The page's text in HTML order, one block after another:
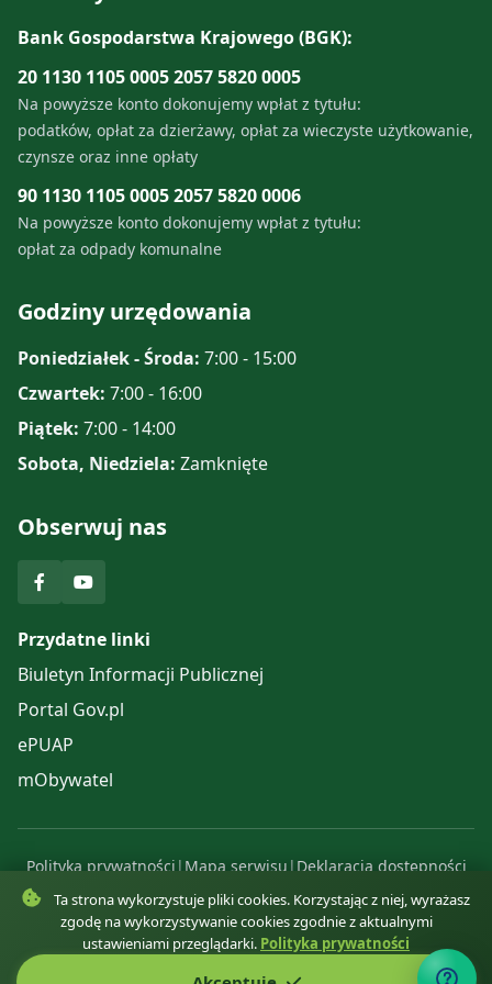
Bank Gospodarstwa Krajowego (BGK):
20 1130 1105 0005 2057 5820 0005
Na powyższe konto dokonujemy wpłat z tytułu:
podatków, opłat za dzierżawy, opłat za wieczyste użytkowanie,
czynsze oraz inne opłaty
90 1130 1105 0005 2057 5820 0006
Na powyższe konto dokonujemy wpłat z tytułu:
opłat za odpady komunalne
Godziny urzędowania
Poniedziałek - Środa: 7:00 - 15:00
Czwartek: 7:00 - 16:00
Piątek: 7:00 - 14:00
Sobota, Niedziela: Zamknięte
Obserwuj nas
Przydatne linki
Biuletyn Informacji Publicznej
Portal Gov.pl
ePUAP
mObywatel
Polityka prywatności | Mapa serwisu | Deklaracja dostępności
© 2025 Urząd Gminy Komańcza. Wszelkie prawa zastrzeżone.
Ta strona wykorzystuje pliki cookies. Korzystając z niej, wyrażasz
zgodę na wykorzystywanie cookies zgodnie z aktualnymi
ustawieniami przeglądarki. Polityka prywatności